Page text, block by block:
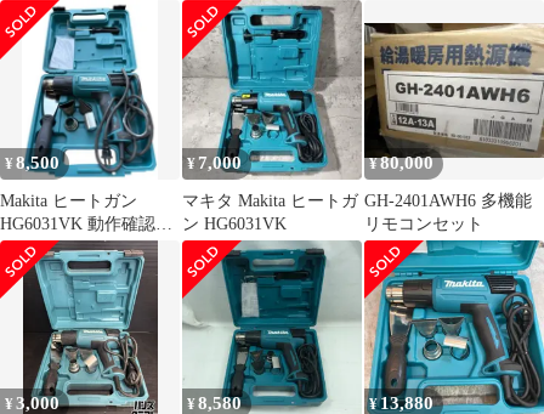
トガン(ホットガン)
HG6031VK
IT905DIP5YK2
度50-550度 HG6031VK
¥8,500
Makita ヒートガン
HG6031VK 動作確認済
み
¥ 7,000
マキタ Makita ヒートガ
ン HG6031VK
¥80,000
GH-2401AWH6 多機能
リモコンセット
¥3,000 ¥8,580 ¥13,880